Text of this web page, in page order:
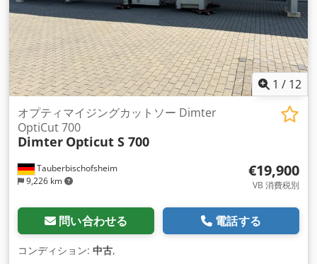
1 / 12
Tauberbischofsheim
9,226 km
オプティマイジングカットソー Dimter
OptiCut 700
Dimter Opticut S 700
€19,900
VB 消費税別
問い合わせる 電話する
コンディション: 中古,